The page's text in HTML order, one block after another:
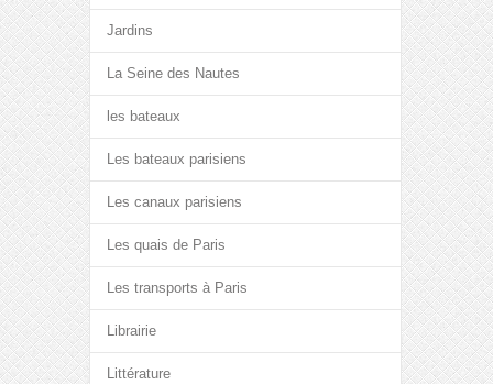
Jardins
La Seine des Nautes
les bateaux
Les bateaux parisiens
Les canaux parisiens
Les quais de Paris
Les transports à Paris
Librairie
Littérature